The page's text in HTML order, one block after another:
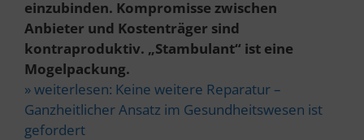
einzubinden. Kompromisse zwischen
Anbieter und Kostenträger sind
kontraproduktiv. „Stambulant“ ist eine
Mogelpackung.
» weiterlesen: Keine weitere Reparatur –
Ganzheitlicher Ansatz im Gesundheitswesen ist
gefordert